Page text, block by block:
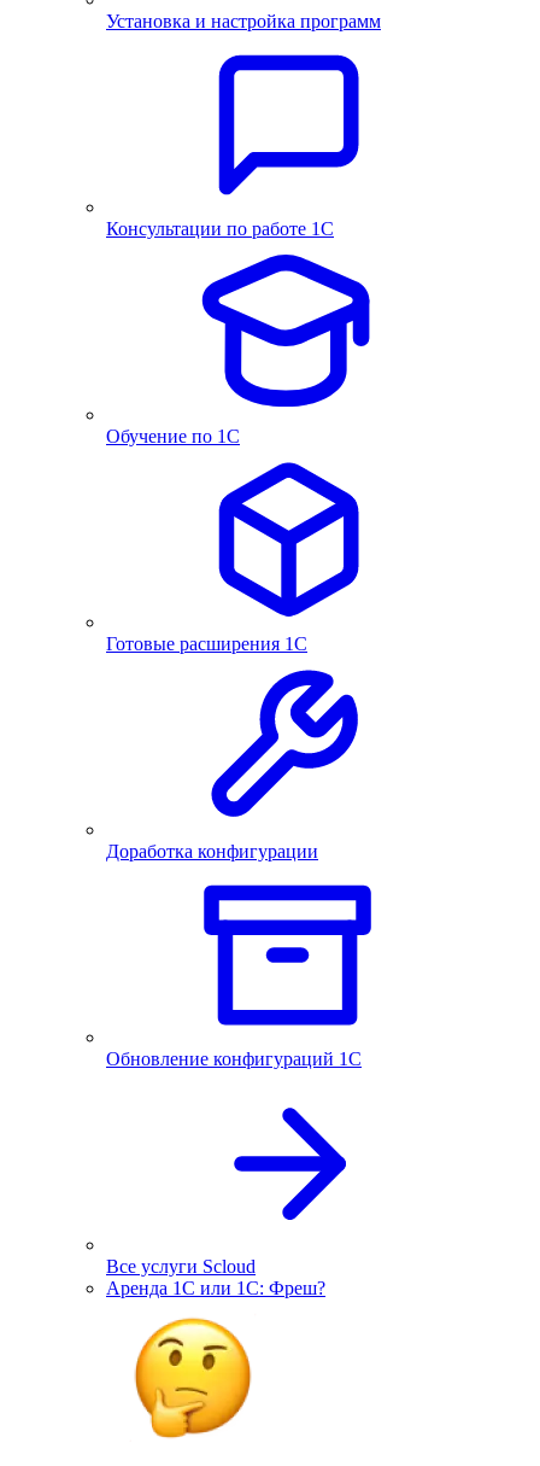
Установка и настройка программ
Консультации по работе 1С
Обучение по 1С
Готовые расширения 1С
Доработка конфигурации
Обновление конфигураций 1С
Все услуги Scloud
Аренда 1С или 1С: Фреш?